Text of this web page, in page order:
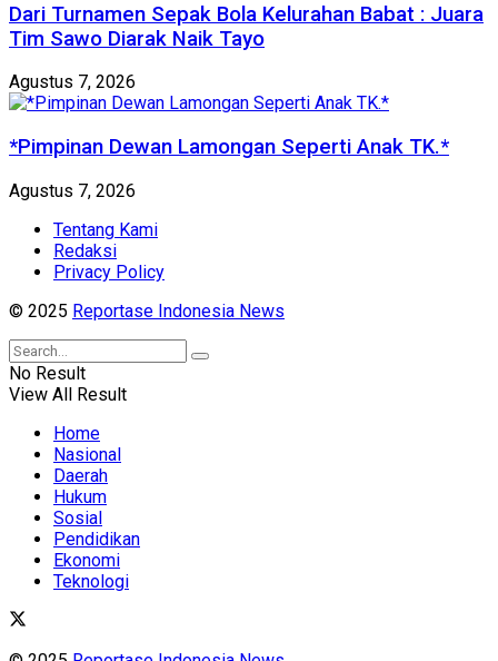
Dari Turnamen Sepak Bola Kelurahan Babat : Juara
Tim Sawo Diarak Naik Tayo
Agustus 7, 2026
*Pimpinan Dewan Lamongan Seperti Anak TK.*
Agustus 7, 2026
Tentang Kami
Redaksi
Privacy Policy
© 2025 Reportase Indonesia News
No Result
View All Result
Home
Nasional
Daerah
Hukum
Sosial
Pendidikan
Ekonomi
Teknologi